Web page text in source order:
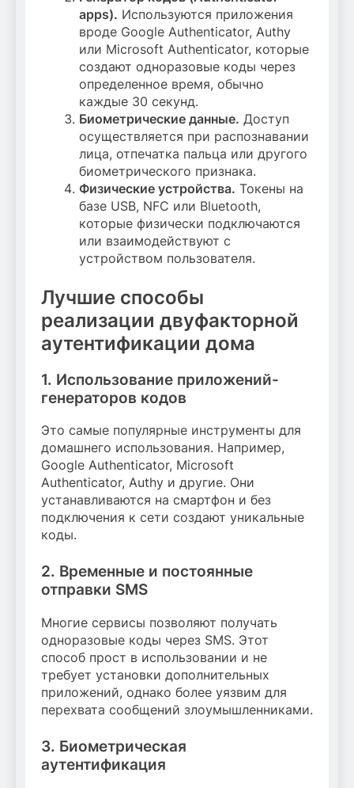
apps). Используются приложения
вроде Google Authenticator, Authy
или Microsoft Authenticator, которые
создают одноразовые коды через
определенное время, обычно
каждые 30 секунд.
Биометрические данные. Доступ
осуществляется при распознавании
лица, отпечатка пальца или другого
биометрического признака.
Физические устройства. Токены на
базе USB, NFC или Bluetooth,
которые физически подключаются
или взаимодействуют с
устройством пользователя.
Лучшие способы
реализации двуфакторной
аутентификации дома
1. Использование приложений-
генераторов кодов
Это самые популярные инструменты для
домашнего использования. Например,
Google Authenticator, Microsoft
Authenticator, Authy и другие. Они
устанавливаются на смартфон и без
подключения к сети создают уникальные
коды.
2. Временные и постоянные
отправки SMS
Многие сервисы позволяют получать
одноразовые коды через SMS. Этот
способ прост в использовании и не
требует установки дополнительных
приложений, однако более уязвим для
перехвата сообщений злоумышленниками.
3. Биометрическая
аутентификация